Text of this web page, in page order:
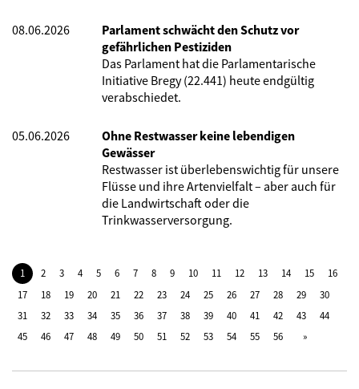
08.06.2026
Parlament schwächt den Schutz vor
gefährlichen Pestiziden
Das Parlament hat die Parlamentarische
Initiative Bregy (22.441) heute endgültig
verabschiedet.
05.06.2026
Ohne Restwasser keine lebendigen
Gewässer
Restwasser ist überlebenswichtig für unsere
Flüsse und ihre Artenvielfalt – aber auch für
die Landwirtschaft oder die
Trinkwasserversorgung.
1 2 3 4 5 6 7 8 9 10 11 12 13 14 15
16
17
18 19 20 21 22 23 24 25 26 27 28 29
30
31
32 33 34 35 36 37 38 39 40 41 42 43
44
45
46 47 48 49 50 51 52 53 54 55 56